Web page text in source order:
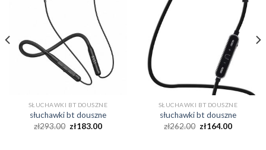
SŁUCHAWKI BT DOUSZNE
słuchawki bt douszne
zł293.00 zł183.00
SŁUCHAWKI BT DOUSZNE
słuchawki bt douszne
zł262.00 zł164.00